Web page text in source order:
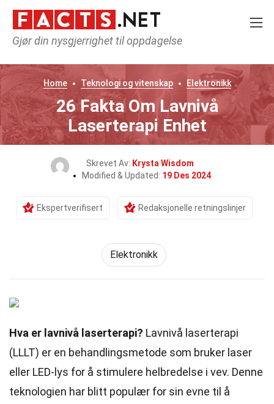
Gjør din nysgjerrighet til oppdagelse
Home Teknologi og vitenskap Elektronikk
26 Fakta Om Lavnivå
Laserterapi Enhet
Skrevet Av: Krysta Wisdom
Modified & Updated: 19 Des 2024
Ekspertverifisert Redaksjonelle retningslinjer
Elektronikk
Hva er lavnivå laserterapi? Lavnivå laserterapi
(LLLT) er en behandlingsmetode som bruker laser
eller LED-lys for å stimulere helbredelse i vev. Denne
teknologien har blitt populær for sin evne til å